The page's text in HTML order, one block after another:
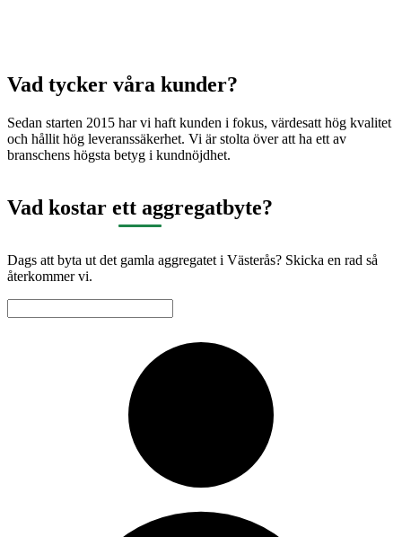
Vad tycker våra kunder?
Sedan starten 2015 har vi haft kunden i fokus, värdesatt hög kvalitet
och hållit hög leveranssäkerhet. Vi är stolta över att ha ett av
branschens högsta betyg i kundnöjdhet.
Vad kostar ett aggregatbyte?
Dags att byta ut det gamla aggregatet i Västerås? Skicka en rad så
återkommer vi.